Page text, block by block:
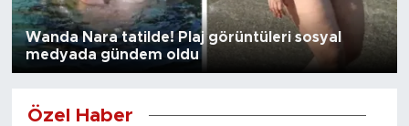
Wanda Nara tatilde! Plaj görüntüleri sosyal
medyada gündem oldu
Özel Haber